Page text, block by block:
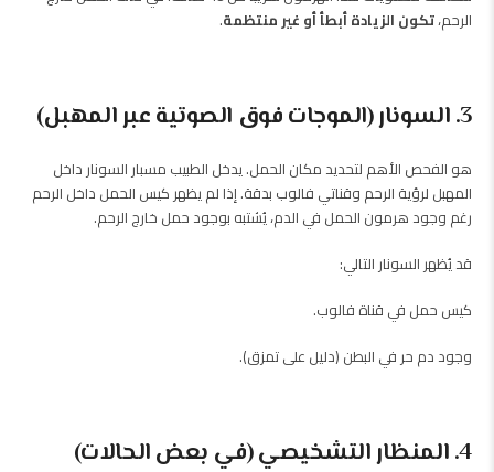
الرحم،تكون الزيادة أبطأ أو غير منتظمة.
3. السونار (الموجات فوق الصوتية عبر المهبل)
هو الفحص الأهم لتحديد مكان الحمل.يدخل الطبيب مسبار السونار داخل
المهبل لرؤية الرحم وقناتي فالوب بدقة.إذا لم يظهر كيس الحمل داخل الرحم
رغم وجود هرمون الحمل في الدم، يُشتبه بوجود حمل خارج الرحم.
قد يُظهر السونار التالي:
كيس حمل في قناة فالوب.
وجود دم حر في البطن (دليل على تمزق).
4. المنظار التشخيصي (في بعض الحالات)